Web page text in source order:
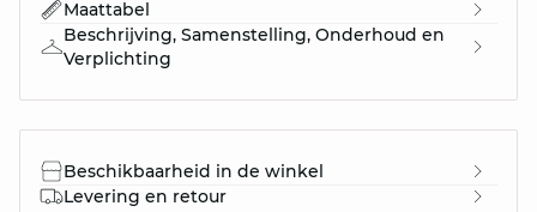
Maattabel
Beschrijving, Samenstelling, Onderhoud en
Verplichting
Beschikbaarheid in de winkel
Levering en retour